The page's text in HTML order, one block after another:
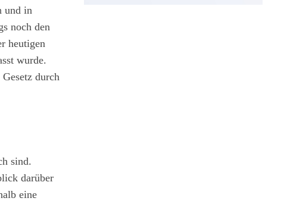
und in
noch den
heutigen
wurde.
durch
sind.
darüber
eine